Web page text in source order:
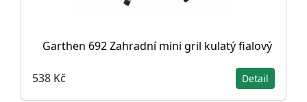
Garthen 692 Zahradní mini gril kulatý fialový
538 Kč Detail